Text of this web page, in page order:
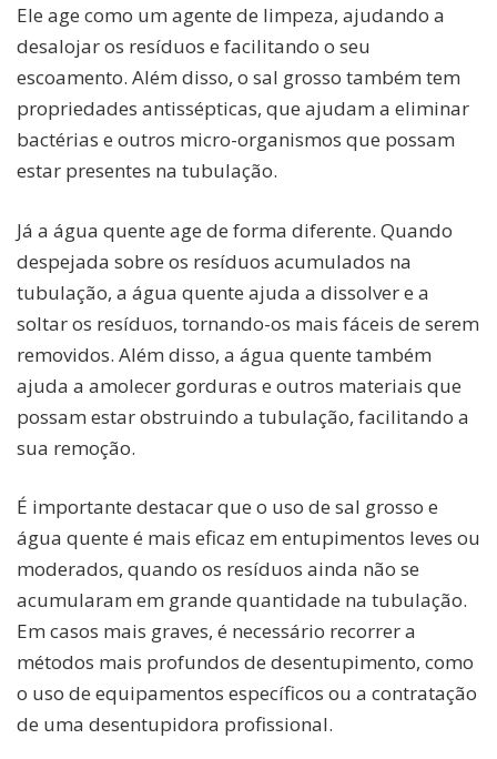
Ele age como um agente de limpeza, ajudando a
desalojar os resíduos e facilitando o seu
escoamento. Além disso, o sal grosso também tem
propriedades antissépticas, que ajudam a eliminar
bactérias e outros micro-organismos que possam
estar presentes na tubulação.
Já a água quente age de forma diferente. Quando
despejada sobre os resíduos acumulados na
tubulação, a água quente ajuda a dissolver e a
soltar os resíduos, tornando-os mais fáceis de serem
removidos. Além disso, a água quente também
ajuda a amolecer gorduras e outros materiais que
possam estar obstruindo a tubulação, facilitando a
sua remoção.
É importante destacar que o uso de sal grosso e
água quente é mais eficaz em entupimentos leves ou
moderados, quando os resíduos ainda não se
acumularam em grande quantidade na tubulação.
Em casos mais graves, é necessário recorrer a
métodos mais profundos de desentupimento, como
o uso de equipamentos específicos ou a contratação
de uma desentupidora profissional.